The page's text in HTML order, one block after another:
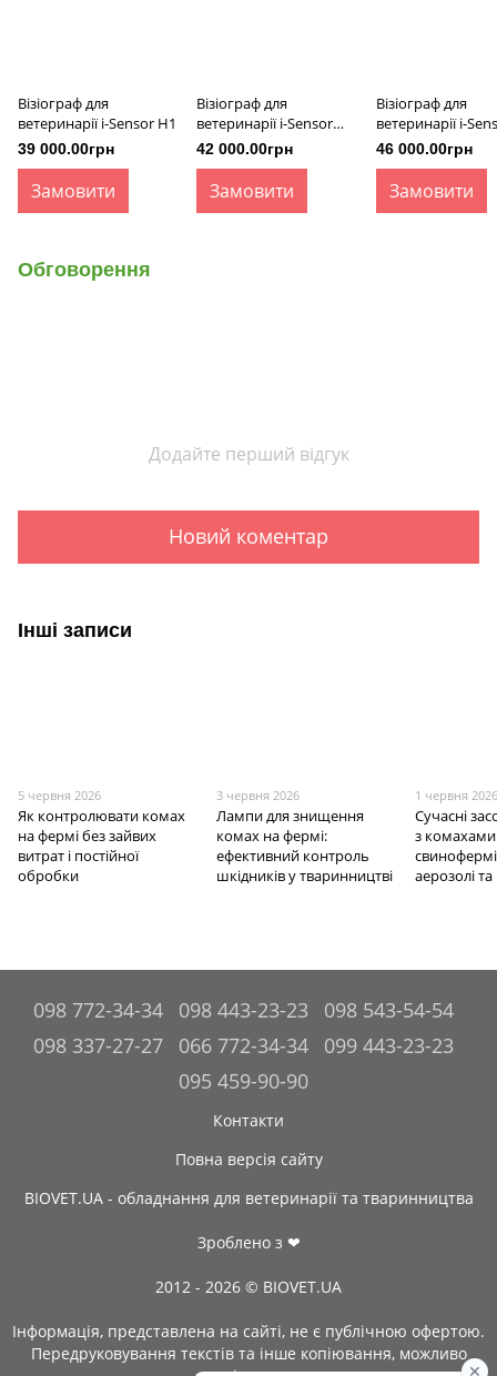
Візіограф для
ветеринарії i-Sensor H1
39 000.00грн
Замовити
Візіограф для
ветеринарії i-Sensor
H1.5
42 000.00грн
Замовити
Візіограф для
ветеринарії i-
46 000.00грн
Замовити
Обговорення
Додайте перший відгук
Новий коментар
Інші записи
5 червня 2026
Як контролювати комах
на фермі без зайвих
витрат і постійної
обробки
3 червня 2026
Лампи для знищення
комах на фермі:
ефективний контроль
шкідників у тваринництві
1 червня
Сучасні
з
аерозолі
098 772-34-34 098 443-23-23
098 543-54-54
098 337-27-27
066 772-34-34
099 443-23-23
095 459-90-90
Контакти
Повна версія сайту
BIOVET.UA - обладнання для ветеринарії та тваринництва
Зроблено з ❤
2012 - 2026 © BIOVET.UA
Інформація, представлена на сайті, не є публічною офертою.
Передруковування текстів та інше копіювання, можливо